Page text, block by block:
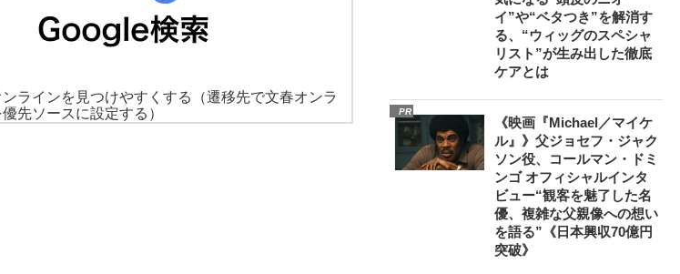
ラインを見つけやすくする
（遷移先で文春オンラ
先ソースに設定する）
イ”や“ベタつき”を解消す
る、“ウィッグのスペシャ
リスト”が生み出した徹底
ケアとは
PR
《映画『Michael／マイケ
ル』》父ジョセフ・ジャク
ソン役、コールマン・ドミ
ンゴ オフィシャルインタ
ビュー“観客を魅了した名
優、複雑な父親像への想い
を語る”《日本興収70億円
突破》